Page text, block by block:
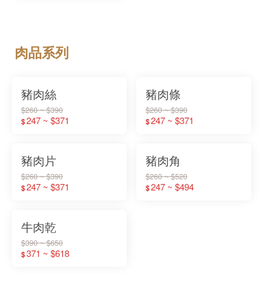
肉品系列
豬肉絲
$260 ~ $390
$247 ~ $371
豬肉條
$260 ~ $390
$247 ~ $371
豬肉片
$260 ~ $390
$247 ~ $371
豬肉角
$260 ~ $520
$247 ~ $494
牛肉乾
$390 ~ $650
$371 ~ $618